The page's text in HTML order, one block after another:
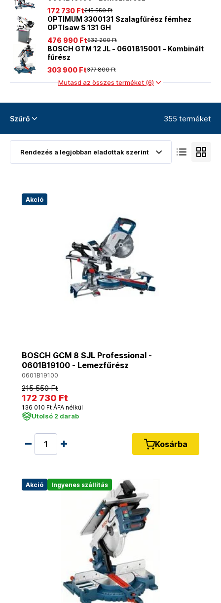
215 550 Ft
172 730 Ft
OPTIMUM 3300131 Szalagfűrész fémhez
OPTIsaw S 131 GH
532 200 Ft
476 990 Ft
BOSCH GTM 12 JL - 0601B15001 - Kombinált
fűrész
377 800 Ft
303 900 Ft
Mutasd az összes terméket (6)
Szűrő 355 terméket
Akció
BOSCH GCM 8 SJL Professional -
0601B19100 - Lemezfűrész
0601B19100
215 550 Ft
172 730 Ft
136 010 Ft ÁFA nélkül
Utolsó 2 darab
Kosárba
Akció Ingyenes szállítás